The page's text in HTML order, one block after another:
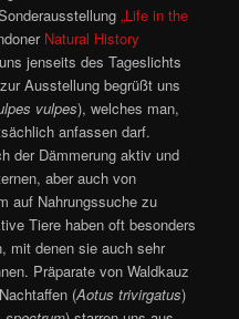
„Life in the
Natural History
jenseits des Tageslichts
Ausstellung begrüßt uns
vulpes), welches man,
anfassen darf.
der Dämmerung aktiv und
aber auch von
auf Nahrungssuche zu
Tiere haben oft besonders
mit denen sie auch sehr
Präparate von Waldkauz
(Aotus trivirgatus)